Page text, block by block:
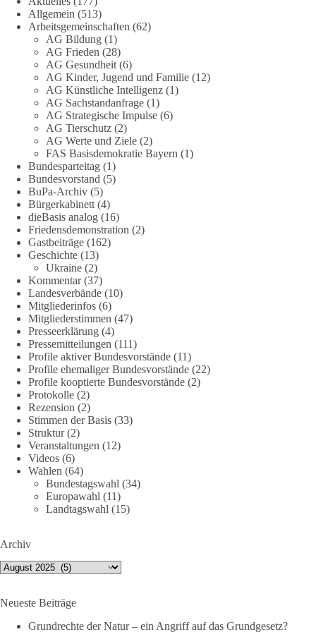
2 Tage(n) zuvor
Stimmen der dieBasis – heute mit dem „Demokratie-Bestatter“
Die Energiewende ist bisher kein Erfolg, sondern ein teures,
ineffizientes Unterfangen. Dies belegt eine Auswertung der
NZZ, wonach die Energiewende den Strom nicht billiger,
sondern teurer gemacht hat.
Quelle: https://www.nzz.ch/der-andere-blick/fehlschlag-
energiewende-warum-deutschland-trotz-rekordausbau-von-
wind-und-sonnenkraft-weniger-strom-erzeugt-ld.10006607
🟩🟩🟦🟦🟥🟥🟧🟧
„Wir brauchen dringend wettbewerbsfähige Energiepreise und
eine ideologiefreie Diskussion“, meint der Demokratie-
Bestatter.
Wie siehst du das?
🤝 Jetzt Politik für die Menschen mitgestalten:
https://diebasis.de/mitgliedschaft/
#dieBasis #energiewende #strompreise #wettbewerb
7
DieBasis
2 Tage(n) zuvor
⚡️ NATO-Gipfel in Ankara: Kriegskonferenz statt
Friedensgipfel!?
Staats- und Regierungschefs zum NATO-Gipfel in der Türkei.
Von der NATO wird behauptet, sie sei das wichtigste
Die Gipfelerklärung liest sich jedoch wie ein Protokoll einer
industriellen Kriegskonferenz:
Allgemein (513)
Arbeitsgemeinschaften (62)
AG Bildung (1)
AG Frieden (28)
AG Gesundheit (6)
AG Kinder, Jugend und Familie (12)
AG Künstliche Intelligenz (1)
AG Sachstandanfrage (1)
AG Strategische Impulse (6)
AG Tierschutz (2)
AG Werte und Ziele (2)
FAS Basisdemokratie Bayern (1)
Bundesparteitag (1)
Bundesvorstand (5)
BuPa-Archiv (5)
Bürgerkabinett (4)
dieBasis analog (16)
Friedensdemonstration (2)
Gastbeiträge (162)
Geschichte (13)
Ukraine (2)
Kommentar(37)
Landesverbände (10)
Mitgliederinfos (6)
Mitgliederstimmen (47)
Presseerklärung (4)
Pressemitteilungen (111)
Profile aktiver Bundesvorstände (11)
Profile ehemaliger Bundesvorstände (22)
Profile kooptierte Bundesvorstände (2)
Protokolle (2)
Rezension (2)
Stimmen der Basis (33)
Struktur(2)
Veranstaltungen (12)
Videos (6)
Wahlen (64)
Bundestagswahl (34)
Europawahl (11)
Landtagswahl (15)
Archiv
Archiv
Neueste Beiträge
Grundrechte der Natur – ein Angriff auf das Grundgesetz?